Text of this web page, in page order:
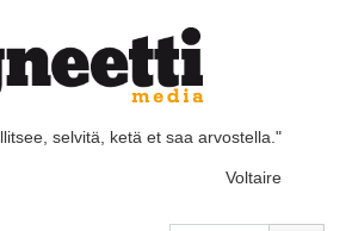
selvitä, ketä et saa arvostella."
Voltaire